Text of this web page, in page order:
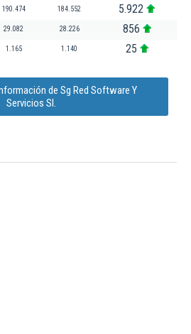
190.474 184.552 5.922
29.082 28.226 856
1.165 1.140 25
de Sg Red Software Y
Servicios Sl.